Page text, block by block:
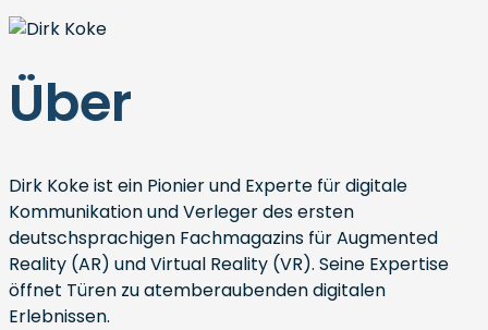
Über
Dirk Koke ist ein Pionier und Experte für digitale
Kommunikation und Verleger des ersten
deutschsprachigen Fachmagazins für Augmented
Reality (AR) und Virtual Reality (VR). Seine Expertise
öffnet Türen zu atemberaubenden digitalen
Erlebnissen.